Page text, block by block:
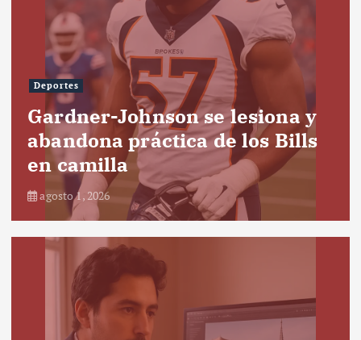
Deportes
Gardner-Johnson se lesiona y
abandona práctica de los Bills
en camilla
agosto 1, 2026